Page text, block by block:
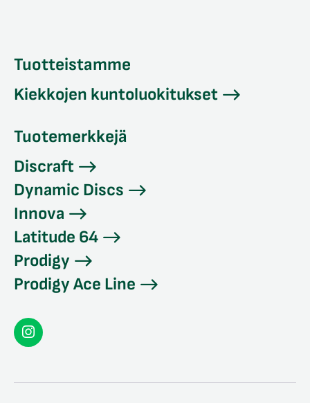
Tuotteistamme
Kiekkojen kuntoluokitukset
Tuotemerkkejä
Discraft
Dynamic Discs
Innova
Latitude 64
Prodigy
Prodigy Ace Line
Seconddisc